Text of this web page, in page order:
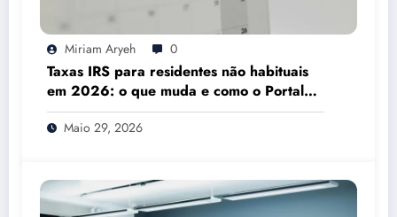
Miriam Aryeh 0
Taxas IRS para residentes não habituais
em 2026: o que muda e como o Portal
das Finanças pode ajudar
Maio 29, 2026